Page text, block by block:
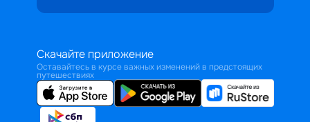
Скачайте приложение
Оставайтесь в курсе важных изменений в предстоящих
путешествиях